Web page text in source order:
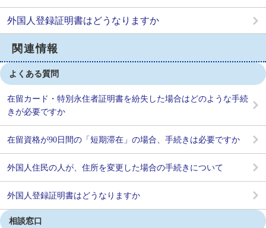
外国人登録証明書はどうなりますか
関連情報
よくある質問
在留カード・特別永住者証明書を紛失した場合はどのような手続
きが必要ですか
在留資格が90日間の「短期滞在」の場合、手続きは必要ですか
外国人住民の人が、住所を変更した場合の手続きについて
外国人登録証明書はどうなりますか
相談窓口